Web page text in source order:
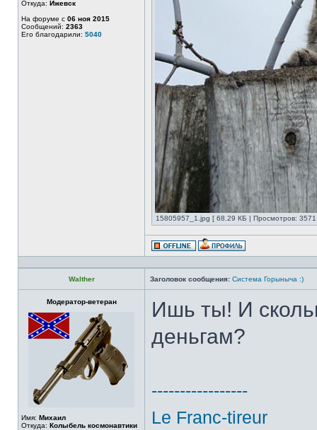
Откуда: Ижевск
На форуме с 06 ноя 2015
Сообщений: 2363
Его благодарили: 5040
15805957_1.jpg [ 68.29 КБ | Просмотров:
Walther Заголовок сообщения: Система Горыныча :)
Модератор-ветеран
Имя: Михаил
Откуда: Колыбель космонавтики
Ишь ты! И
деньгам?
-----------------
Le Franc-tireur